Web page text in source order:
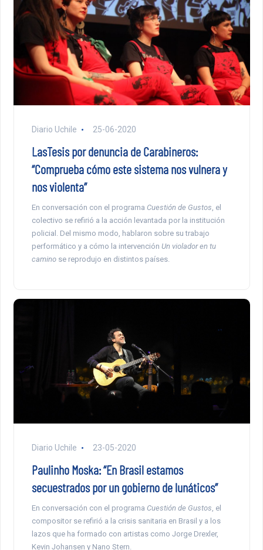
Diario Uchile 25-06-2020
LasTesis por denuncia de Carabineros:
“Comprueba cómo este sistema nos vulnera y
nos violenta”
En conversación con el programa Cuestión de Gustos, el
colectivo se refirió a la acción levantada por la institución
policial. Del mismo modo, hablaron sobre su trabajo
performático y a cómo la intervención Un violador en tu
caminose reprodujo en distintos países.
Diario Uchile 23-05-2020
Paulinho Moska: “En Brasil estamos
secuestrados por un gobierno de lunáticos”
En conversación con el programa Cuestión de Gustos, el
compositor se refirió a la crisis sanitaria en Brasil y a los
lazos que ha formado con artistas como Jorge Drexler,
Kevin Johansen y Nano Stern.